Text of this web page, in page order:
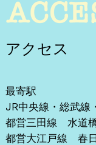
アクセス
最寄駅
JR中央線・総武
都営三田線 水道
都営大江戸線 春